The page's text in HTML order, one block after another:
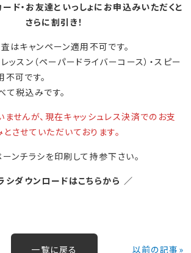
ド・お友達といっしょにお申込みいただくと
さらに割引き！
はキャンペーン適用不可です。
ッスン（ペーパードライバーコース）・スピー
可です。
税込みです。
せんが、現在キャッシュレス決済でのお支
させていただいております。
ーンチラシを印刷して持参下さい。
シダウンロードはこちらから ／
一覧に戻る 以前の記事»